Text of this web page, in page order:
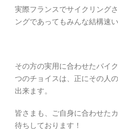
実際フランスでサイクリング
ングであってもみんな結構速い
その方の実用に合わせたバイ
つのチョイスは、正にその人
出来ます。
皆さまも、ご自身に合わせた
待ちしております！